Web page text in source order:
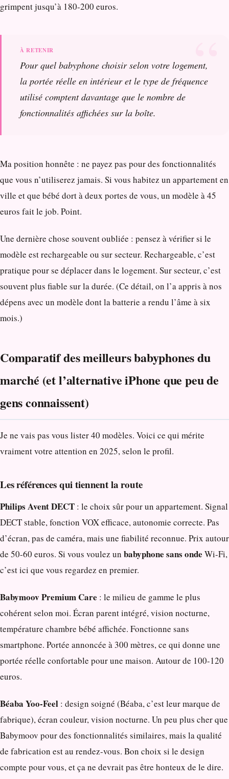
grimpent jusqu’à 180-200 euros.
Pour quel babyphone choisir selon votre logement,
la portée réelle en intérieur et le type de fréquence
utilisé comptent davantage que le nombre de
fonctionnalités affichées sur la boîte.
Ma position honnête : ne payez pas pour des fonctionnalités
que vous n’utiliserez jamais. Si vous habitez un appartement en
ville et que bébé dort à deux portes de vous, un modèle à 45
euros fait le job. Point.
Une dernière chose souvent oubliée : pensez à vérifier si le
modèle est rechargeable ou sur secteur. Rechargeable, c’est
pratique pour se déplacer dans le logement. Sur secteur, c’est
souvent plus fiable sur la durée. (Ce détail, on l’a appris à nos
dépens avec un modèle dont la batterie a rendu l’âme à six
mois.)
Comparatif des meilleurs babyphones du
marché (et l’alternative iPhone que peu de
gens connaissent)
Je ne vais pas vous lister 40 modèles. Voici ce qui mérite
vraiment votre attention en 2025, selon le profil.
Les références qui tiennent la route
Philips Avent DECT : le choix sûr pour un appartement. Signal
DECT stable, fonction VOX efficace, autonomie correcte. Pas
d’écran, pas de caméra, mais une fiabilité reconnue. Prix autour
de 50-60 euros. Si vous voulez un babyphone sans onde Wi-Fi,
c’est ici que vous regardez en premier.
Babymoov Premium Care : le milieu de gamme le plus
cohérent selon moi. Écran parent intégré, vision nocturne,
température chambre bébé affichée. Fonctionne sans
smartphone. Portée annoncée à 300 mètres, ce qui donne une
portée réelle confortable pour une maison. Autour de 100-120
euros.
Béaba Yoo-Feel : design soigné (Béaba, c’est leur marque de
fabrique), écran couleur, vision nocturne. Un peu plus cher que
Babymoov pour des fonctionnalités similaires, mais la qualité
de fabrication est au rendez-vous. Bon choix si le design
compte pour vous, et ça ne devrait pas être honteux de le dire.